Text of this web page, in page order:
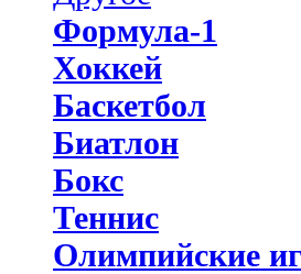
Формула-1
Хоккей
Баскетбол
Биатлон
Бокс
Теннис
Олимпийские